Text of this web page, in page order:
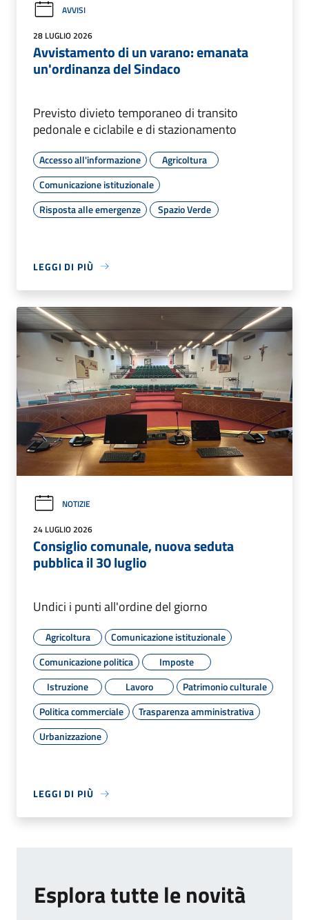
AVVISI
28 LUGLIO 2026
Avvistamento di un varano: emanata
un'ordinanza del Sindaco
Previsto divieto temporaneo di transito
pedonale e ciclabile e di stazionamento
Accesso all'informazione
Agricoltura
Comunicazione istituzionale
Risposta alle emergenze
Spazio Verde
LEGGI DI PIÙ
NOTIZIE
24 LUGLIO 2026
Consiglio comunale, nuova seduta
pubblica il 30 luglio
Undici i punti all'ordine del giorno
Agricoltura
Comunicazione istituzionale
Comunicazione politica
Imposte
Istruzione
Lavoro
Patrimonio culturale
Politica commerciale
Trasparenza amministrativa
Urbanizzazione
LEGGI DI PIÙ
Esplora tutte le novità